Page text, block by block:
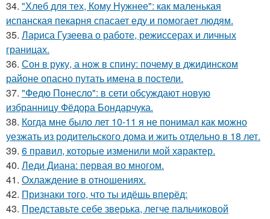
34. "Хлеб для тех, Кому Нужнее": как маленькая
испанская пекарня спасает еду и помогает людям.
35. Лариса Гузеева о работе, режиссерах и личных
границах.
36. Сон в руку, а нож в спину: почему в джидинском
районе опасно путать имена в постели.
37. "Федю Понесло": в сети обсуждают новую
избранницу Фёдора Бондарчука.
38. Когда мне было лет 10-11 я не понимал как можно
уезжать из родительского дома и жить отдельно в 18 лет.
39. 6 прaвил, которые изменили мой хaрaктер.
40. Леди Диана: первая во многом.
41. Охлаждение в отношениях.
42. Признаки того, что ты идёшь вперёд:
43. Представьте себе зверька, легче пальчиковой